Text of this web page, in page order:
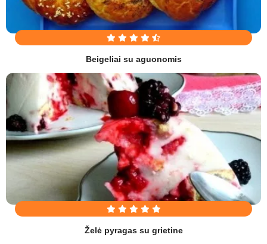
Beigeliai su aguonomis
Želė pyragas su grietine